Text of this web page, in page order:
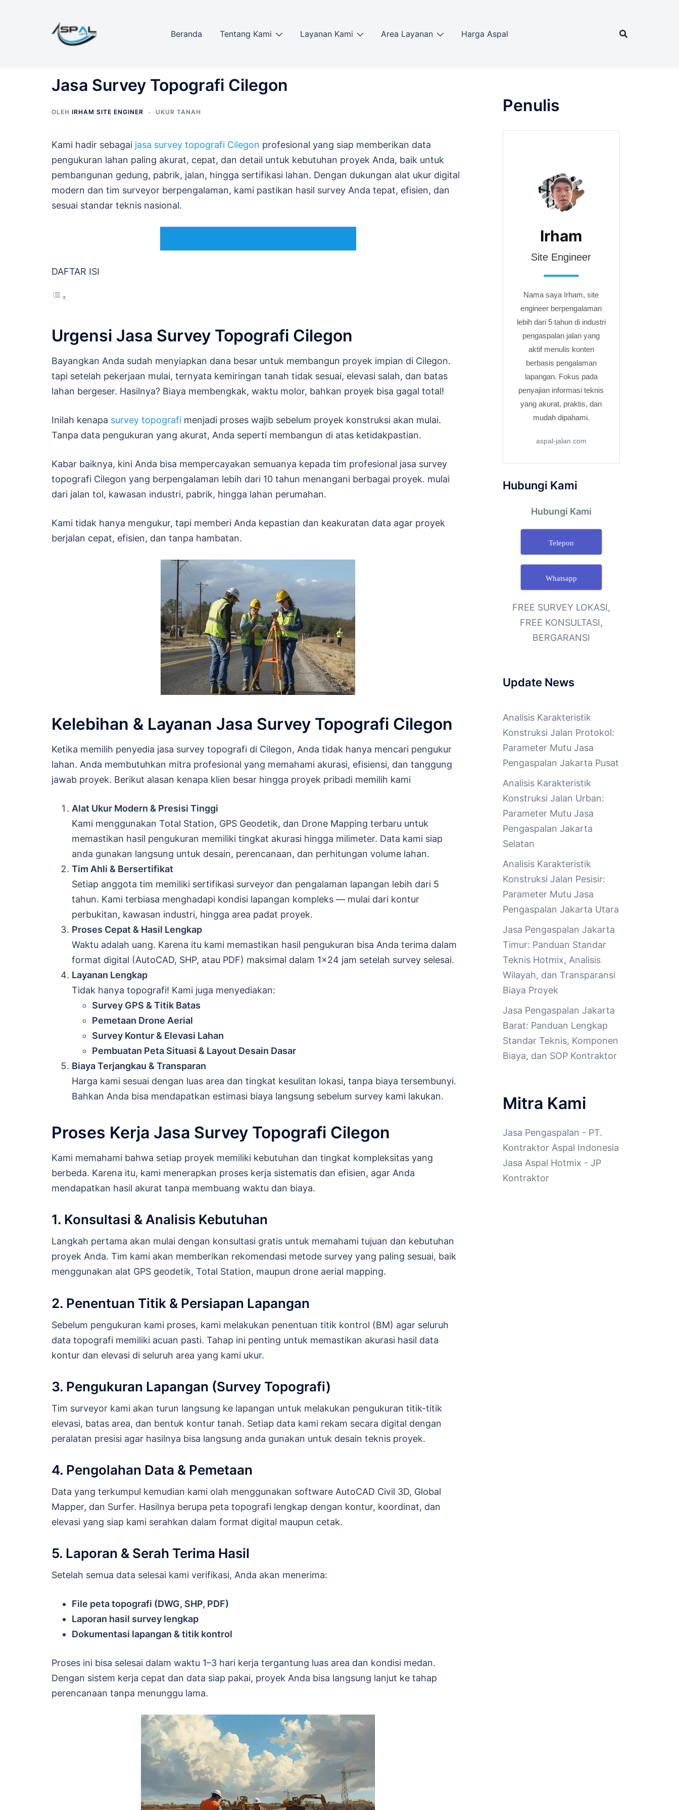
Beranda Tentang Kami Layanan Kami Area Layanan Harga Aspal
Jasa Survey Topografi Cilegon
OLEH IRHAM SITE ENGINER UKUR TANAH
Kami hadir sebagai jasa survey topografi Cilegon profesional yang siap memberikan data
pengukuran lahan paling akurat, cepat, dan detail untuk kebutuhan proyek Anda, baik untuk
pembangunan gedung, pabrik, jalan, hingga sertifikasi lahan. Dengan dukungan alat ukur digital
modern dan tim surveyor berpengalaman, kami pastikan hasil survey Anda tepat, efisien, dan
sesuai standar teknis nasional.
DAFTAR ISI
Urgensi Jasa Survey Topografi Cilegon
Bayangkan Anda sudah menyiapkan dana besar untuk membangun proyek impian di Cilegon.
tapi setelah pekerjaan mulai, ternyata kemiringan tanah tidak sesuai, elevasi salah, dan batas
lahan bergeser. Hasilnya? Biaya membengkak, waktu molor, bahkan proyek bisa gagal total!
Inilah kenapa survey topografi menjadi proses wajib sebelum proyek konstruksi akan mulai.
Tanpa data pengukuran yang akurat, Anda seperti membangun di atas ketidakpastian.
Kabar baiknya, kini Anda bisa mempercayakan semuanya kepada tim profesional jasa survey
topografi Cilegon yang berpengalaman lebih dari 10 tahun menangani berbagai proyek. mulai
dari jalan tol, kawasan industri, pabrik, hingga lahan perumahan.
Kami tidak hanya mengukur, tapi memberi Anda kepastian dan keakuratan data agar proyek
berjalan cepat, efisien, dan tanpa hambatan.
Kelebihan & Layanan Jasa Survey Topografi Cilegon
Ketika memilih penyedia jasa survey topografi di Cilegon, Anda tidak hanya mencari pengukur
lahan. Anda membutuhkan mitra profesional yang memahami akurasi, efisiensi, dan tanggung
jawab proyek. Berikut alasan kenapa klien besar hingga proyek pribadi memilih kami
Alat Ukur Modern & Presisi Tinggi
Kami menggunakan Total Station, GPS Geodetik, dan Drone Mapping terbaru untuk
memastikan hasil pengukuran memiliki tingkat akurasi hingga milimeter. Data kami siap
anda gunakan langsung untuk desain, perencanaan, dan perhitungan volume lahan.
Tim Ahli & Bersertifikat
Setiap anggota tim memiliki sertifikasi surveyor dan pengalaman lapangan lebih dari 5
tahun. Kami terbiasa menghadapi kondisi lapangan kompleks — mulai dari kontur
perbukitan, kawasan industri, hingga area padat proyek.
Proses Cepat & Hasil Lengkap
Waktu adalah uang. Karena itu kami memastikan hasil pengukuran bisa Anda terima dalam
format digital (AutoCAD, SHP, atau PDF) maksimal dalam 1×24 jam setelah survey selesai.
Layanan Lengkap
Tidak hanya topografi! Kami juga menyediakan:
Survey GPS & Titik Batas
Pemetaan Drone Aerial
Survey Kontur & Elevasi Lahan
Pembuatan Peta Situasi & Layout Desain Dasar
Biaya Terjangkau & Transparan
Harga kami sesuai dengan luas area dan tingkat kesulitan lokasi, tanpa biaya tersembunyi.
Bahkan Anda bisa mendapatkan estimasi biaya langsung sebelum survey kami lakukan.
Proses Kerja Jasa Survey Topografi Cilegon
Kami memahami bahwa setiap proyek memiliki kebutuhan dan tingkat kompleksitas yang
berbeda. Karena itu, kami menerapkan proses kerja sistematis dan efisien, agar Anda
mendapatkan hasil akurat tanpa membuang waktu dan biaya.
1. Konsultasi & Analisis Kebutuhan
Langkah pertama akan mulai dengan konsultasi gratis untuk memahami tujuan dan kebutuhan
proyek Anda. Tim kami akan memberikan rekomendasi metode survey yang paling sesuai, baik
menggunakan alat GPS geodetik, Total Station, maupun drone aerial mapping.
2. Penentuan Titik & Persiapan Lapangan
Sebelum pengukuran kami proses, kami melakukan penentuan titik kontrol (BM) agar seluruh
data topografi memiliki acuan pasti. Tahap ini penting untuk memastikan akurasi hasil data
kontur dan elevasi di seluruh area yang kami ukur.
3. Pengukuran Lapangan (Survey Topografi)
Tim surveyor kami akan turun langsung ke lapangan untuk melakukan pengukuran titik-titik
elevasi, batas area, dan bentuk kontur tanah. Setiap data kami rekam secara digital dengan
peralatan presisi agar hasilnya bisa langsung anda gunakan untuk desain teknis proyek.
4. Pengolahan Data & Pemetaan
Data yang terkumpul kemudian kami olah menggunakan software AutoCAD Civil 3D, Global
Mapper, dan Surfer. Hasilnya berupa peta topografi lengkap dengan kontur, koordinat, dan
elevasi yang siap kami serahkan dalam format digital maupun cetak.
5. Laporan & Serah Terima Hasil
Setelah semua data selesai kami verifikasi, Anda akan menerima:
File peta topografi (DWG, SHP, PDF)
Laporan hasil survey lengkap
Dokumentasi lapangan & titik kontrol
Proses ini bisa selesai dalam waktu 1–3 hari kerja tergantung luas area dan kondisi medan.
Dengan sistem kerja cepat dan data siap pakai, proyek Anda bisa langsung lanjut ke tahap
perencanaan tanpa menunggu lama.
Penulis
Irham
Site Engineer
Nama saya Irham, site
engineer berpengalaman
lebih dari 5 tahun di industri
pengaspalan jalan yang
aktif menulis konten
berbasis pengalaman
lapangan. Fokus pada
penyajian informasi teknis
yang akurat, praktis, dan
mudah dipahami.
aspal-jalan.com
Hubungi Kami
Hubungi Kami
Telepon
Whatsapp
FREE SURVEY LOKASI,
FREE KONSULTASI,
BERGARANSI
Update News
Analisis Karakteristik
Konstruksi Jalan Protokol:
Parameter Mutu Jasa
Pengaspalan Jakarta Pusat
Analisis Karakteristik
Konstruksi Jalan Urban:
Parameter Mutu Jasa
Pengaspalan Jakarta
Selatan
Analisis Karakteristik
Konstruksi Jalan Pesisir:
Parameter Mutu Jasa
Pengaspalan Jakarta Utara
Jasa Pengaspalan Jakarta
Timur: Panduan Standar
Teknis Hotmix, Analisis
Wilayah, dan Transparansi
Biaya Proyek
Jasa Pengaspalan Jakarta
Barat: Panduan Lengkap
Standar Teknis, Komponen
Biaya, dan SOP Kontraktor
Mitra Kami
Jasa Pengaspalan - PT.
Kontraktor Aspal Indonesia
Jasa Aspal Hotmix - JP
Kontraktor